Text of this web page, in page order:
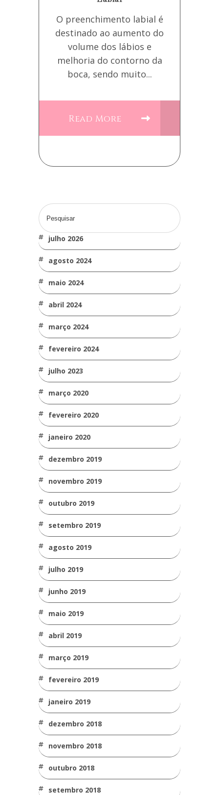
O preenchimento labial é
destinado ao aumento do
volume dos lábios e
melhoria do contorno da
boca, sendo muito...
Read More
julho 2026
agosto 2024
maio 2024
abril 2024
março 2024
fevereiro 2024
julho 2023
março 2020
fevereiro 2020
janeiro 2020
dezembro 2019
novembro 2019
outubro 2019
setembro 2019
agosto 2019
julho 2019
junho 2019
maio 2019
abril 2019
março 2019
fevereiro 2019
janeiro 2019
dezembro 2018
novembro 2018
outubro 2018
setembro 2018